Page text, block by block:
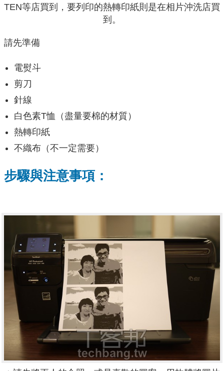
TEN等店買到，要列印的熱轉印紙則是在相片沖洗店買
到。
請先準備
電熨斗
剪刀
針線
白色素T恤（盡量要棉的材質）
熱轉印紙
不織布（不一定需要）
步驟與注意事項：